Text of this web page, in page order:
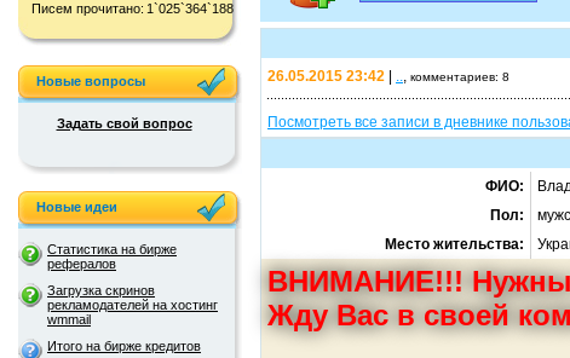
Писем прочитано: 1`025`364`188
Новые вопросы
Задать свой вопрос
Новые идеи
Статистика на бирже
рефералов
Загрузка скринов
рекламодателей на хостинг
wmmail
Итого на бирже кредитов
26.05.2015 23:42
.., комментариев: 8
Посмотреть все записи в дневнике
ФИО:
Пол:
Место жительства:
ВНИМАНИЕ!!! Нужны
Жду Вас в своей